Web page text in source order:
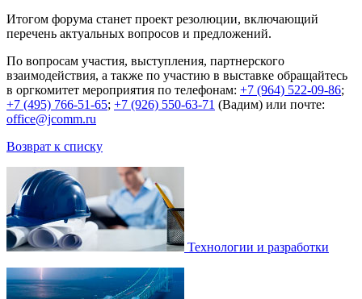
Итогом форума станет проект резолюции, включающий
перечень актуальных вопросов и предложений.
По вопросам участия, выступления, партнерского
взаимодействия, а также по участию в выставке обращайтесь
в оргкомитет мероприятия по телефонам: +7 (964) 522-09-86;
+7 (495) 766-51-65; +7 (926) 550-63-71 (Вадим) или почте:
office@jcomm.ru
Возврат к списку
Технологии и разработки